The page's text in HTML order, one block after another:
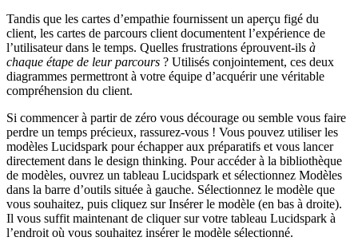
Tandis que les cartes d’empathie fournissent un aperçu figé du
client, les cartes de parcours client documentent l’expérience de
l’utilisateur dans le temps. Quelles frustrations éprouvent-ils à
chaque étape de leur parcours ? Utilisés conjointement, ces deux
diagrammes permettront à votre équipe d’acquérir une véritable
compréhension du client.
Si commencer à partir de zéro vous décourage ou semble vous faire
perdre un temps précieux, rassurez-vous ! Vous pouvez utiliser les
modèles Lucidspark pour échapper aux préparatifs et vous lancer
directement dans le design thinking. Pour accéder à la bibliothèque
de modèles, ouvrez un tableau Lucidspark et sélectionnez Modèles
dans la barre d’outils située à gauche. Sélectionnez le modèle que
vous souhaitez, puis cliquez sur Insérer le modèle (en bas à droite).
Il vous suffit maintenant de cliquer sur votre tableau Lucidspark à
l’endroit où vous souhaitez insérer le modèle sélectionné.